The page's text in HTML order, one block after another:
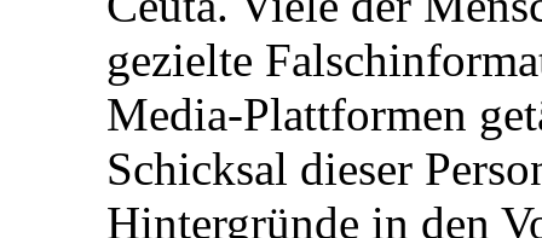
gezielte
Media-Plattformen
Schicksal dieser
Hintergründe in den